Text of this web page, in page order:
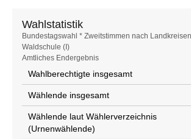
Wahlstatistik
Wahlstatistik
Bundestagswahl * Zweitstimmen nach
Waldschule (I)
Amtliches Endergebnis
Wahlberechtigte insgesamt
Wählende insgesamt
Wählende laut Wählerverzeichnis
(Urnenwählende)